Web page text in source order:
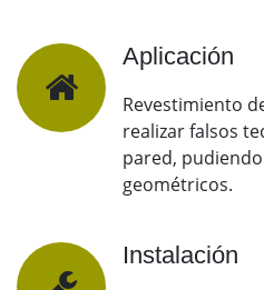
Aplicación
Revestimiento
realizar falsos
pared,
geométricos.
Instalación